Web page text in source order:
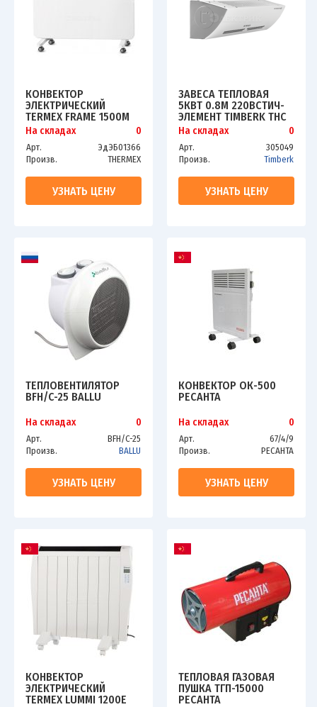
КОНВЕКТОР
ЭЛЕКТРИЧЕСКИЙ
TERMEX FRAME 1500M
На складах 0
Арт.
ЭдЭБ01366
Произв.
THERMEX
УЗНАТЬ ЦЕНУ
ЗАВЕСА ТЕПЛОВАЯ
5КВТ 0.8М 220ВСТИЧ-
ЭЛЕМЕНТ TIMBERK THC
WS3 5M AERO II
На складах 0
Арт.
305049
Произв.
Timberk
УЗНАТЬ ЦЕНУ
ТЕПЛОВЕНТИЛЯТОР
BFH/C-25 BALLU
На складах 0
Арт.
BFH/C-25
Произв.
BALLU
УЗНАТЬ ЦЕНУ
КОНВЕКТОР ОК-500
РЕСАНТА
На складах 0
Арт.
67/4/9
Произв.
РЕСАНТА
УЗНАТЬ ЦЕНУ
КОНВЕКТОР
ЭЛЕКТРИЧЕСКИЙ
TERMEX LUMMI 1200E
ТЕПЛОВАЯ ГАЗОВАЯ
ПУШКА ТГП-15000
РЕСАНТА